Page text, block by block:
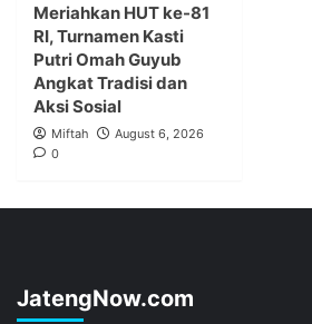
Meriahkan HUT ke-81
RI, Turnamen Kasti
Putri Omah Guyub
Angkat Tradisi dan
Aksi Sosial
Miftah
August 6, 2026
0
JatengNow.com